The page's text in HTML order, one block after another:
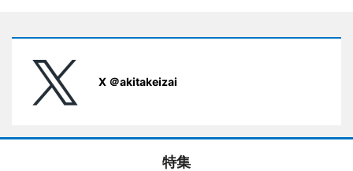
X ＠akitakeizai
特集